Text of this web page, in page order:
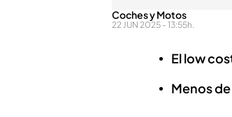
Coches y Motos
22 JUN 2025 - 13:55h.
El low
Menos